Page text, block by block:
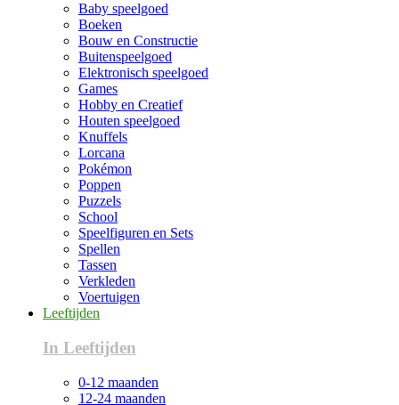
Baby speelgoed
Boeken
Bouw en Constructie
Buitenspeelgoed
Elektronisch speelgoed
Games
Hobby en Creatief
Houten speelgoed
Knuffels
Lorcana
Pokémon
Poppen
Puzzels
School
Speelfiguren en Sets
Spellen
Tassen
Verkleden
Voertuigen
Leeftijden
In Leeftijden
0-12 maanden
12-24 maanden